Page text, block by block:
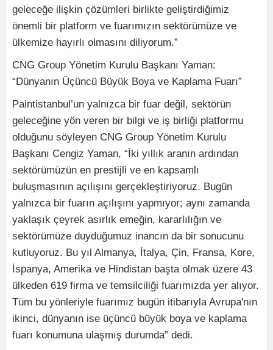
geleceğe ilişkin çözümleri birlikte geliştirdiğimiz
önemli bir platform ve fuarımızın sektörümüze ve
ülkemize hayırlı olmasını diliyorum.”
CNG Group Yönetim Kurulu Başkanı Yaman:
“Dünyanın Üçüncü Büyük Boya ve Kaplama Fuarı”
Paintistanbul’un yalnızca bir fuar değil, sektörün
geleceğine yön veren bir bilgi ve iş birliği platformu
olduğunu söyleyen CNG Group Yönetim Kurulu
Başkanı Cengiz Yaman, “İki yıllık aranın ardından
sektörümüzün en prestijli ve en kapsamlı
buluşmasının açılışını gerçekleştiriyoruz. Bugün
yalnızca bir fuarın açılışını yapmıyor; aynı zamanda
yaklaşık çeyrek asırlık emeğin, kararlılığın ve
sektörümüze duyduğumuz inancın da bir sonucunu
kutluyoruz. Bu yıl Almanya, İtalya, Çin, Fransa, Kore,
İspanya, Amerika ve Hindistan başta olmak üzere 43
ülkeden 619 firma ve temsilciliği fuarımızda yer alıyor.
Tüm bu yönleriyle fuarımız bugün itibarıyla Avrupa'nın
ikinci, dünyanın ise üçüncü büyük boya ve kaplama
fuarı konumuna ulaşmış durumda” dedi.